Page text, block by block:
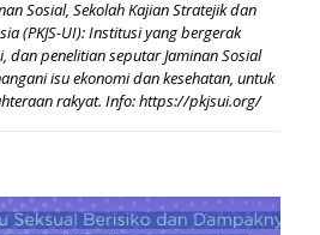
Sosial, Sekolah Kajian Stratejik dan
(PKJS-UI): Institusi yang bergerak
dan penelitian seputar Jaminan Sosial
isu ekonomi dan kesehatan, untuk
rakyat. Info:https://pkjsui.org/